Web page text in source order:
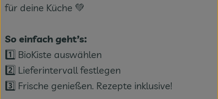
für deine Küche 💚
So einfach geht’s:
1️⃣ BioKiste auswählen
2️⃣ Lieferintervall festlegen
3️⃣ Frische genießen. Rezepte inklusive!